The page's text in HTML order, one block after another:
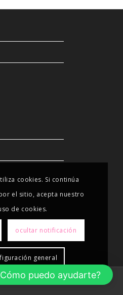
cookies. Si continúa
el sitio, acepta nuestro
de cookies.
ocultar notificación
general
puedo ayudarte?